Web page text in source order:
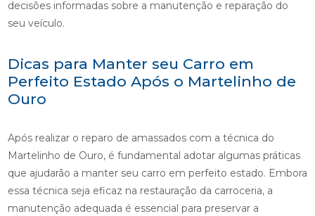
decisões informadas sobre a manutenção e reparação do
seu veículo.
Dicas para Manter seu Carro em
Perfeito Estado Após o Martelinho de
Ouro
Após realizar o reparo de amassados com a técnica do
Martelinho de Ouro, é fundamental adotar algumas práticas
que ajudarão a manter seu carro em perfeito estado. Embora
essa técnica seja eficaz na restauração da carroceria, a
manutenção adequada é essencial para preservar a